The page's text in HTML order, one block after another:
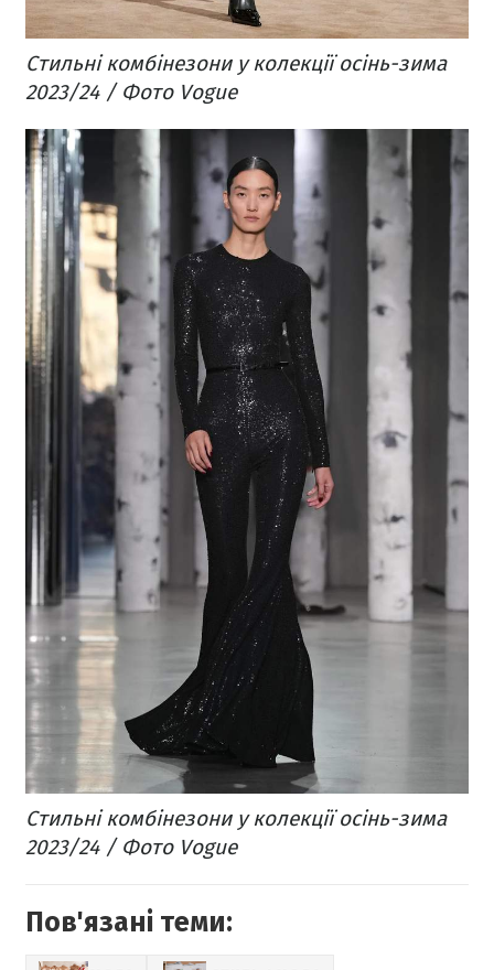
Стильні комбінезони у колекції осінь-зима
2023/24 / Фото Vogue
Стильні комбінезони у колекції осінь-зима
2023/24 / Фото Vogue
Пов'язані теми: